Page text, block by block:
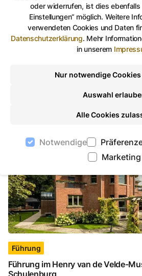
oder widerrufen, ist dies ebenfalls
Einstellungen“ möglich. Weitere
verwendeten Cookies und Daten
Datenschutzerklärung. Mehr
in unserem
Nur notwendige
Auswahl
Alle Cookies
Notwendige
Marketing
Bauhaus und Neues Bauen in Gera
In Weimar wurde studiert - aber in
Bauhauses und Neuen Bauens in
Führung im Henry van de
Führung
Führung im Henry van de Velde-